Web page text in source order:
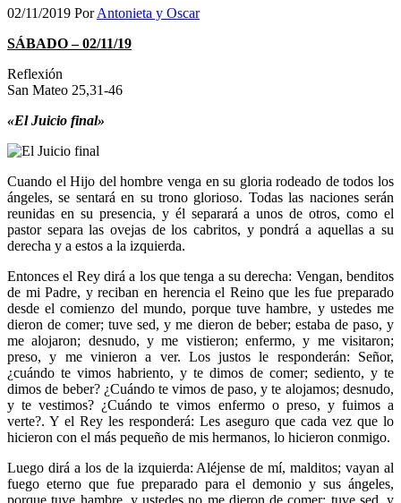
02/11/2019 PorAntonieta y Oscar
SÁBADO – 02/11/19
Reflexión
San Mateo 25,31-46
«El Juicio final»
Cuando el Hijo del hombre venga en su gloria rodeado de todos los
ángeles, se sentará en su trono glorioso. Todas las naciones serán
reunidas en su presencia, y él separará a unos de otros, como el
pastor separa las ovejas de los cabritos, y pondrá a aquellas a su
derecha y a estos a la izquierda.
Entonces el Rey dirá a los que tenga a su derecha: Vengan, benditos
de mi Padre, y reciban en herencia el Reino que les fue preparado
desde el comienzo del mundo, porque tuve hambre, y ustedes me
dieron de comer; tuve sed, y me dieron de beber; estaba de paso, y
me alojaron; desnudo, y me vistieron; enfermo, y me visitaron;
preso, y me vinieron a ver. Los justos le responderán: Señor,
¿cuándo te vimos habriento, y te dimos de comer; sediento, y te
dimos de beber? ¿Cuándo te vimos de paso, y te alojamos; desnudo,
y te vestimos? ¿Cuándo te vimos enfermo o preso, y fuimos a
verte?. Y el Rey les responderá: Les aseguro que cada vez que lo
hicieron con el más pequeño de mis hermanos, lo hicieron conmigo.
Luego dirá a los de la izquierda: Aléjense de mí, malditos; vayan al
fuego eterno que fue preparado para el demonio y sus ángeles,
porque tuve hambre, y ustedes no me dieron de comer; tuve sed, y